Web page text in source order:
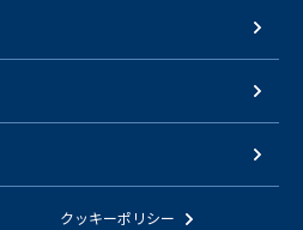
クッキーポリシー